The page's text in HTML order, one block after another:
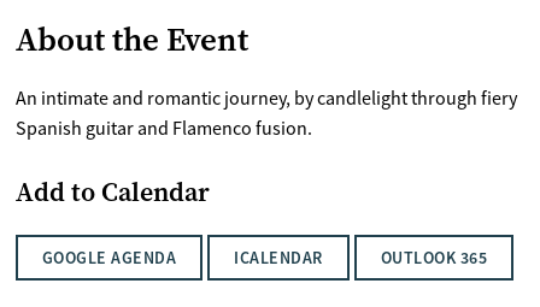
About the Event
An intimate and romantic journey, by candlelight through fiery
Spanish guitar and Flamenco fusion.
Add to Calendar
GOOGLE AGENDA ICALENDAR OUTLOOK 365